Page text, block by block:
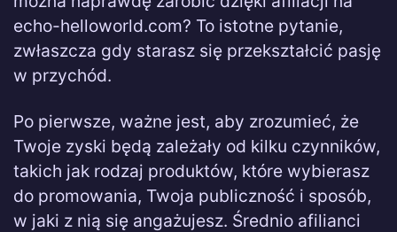
echo-helloworld.com? To istotne pytanie,
zwłaszcza gdy starasz się przekształcić pasję
w przychód.
Po pierwsze, ważne jest, aby zrozumieć, że
Twoje zyski będą zależały od kilku czynników,
takich jak rodzaj produktów, które wybierasz
do promowania, Twoja publiczność i sposób,
w jaki z nią się angażujesz. Średnio afilianci